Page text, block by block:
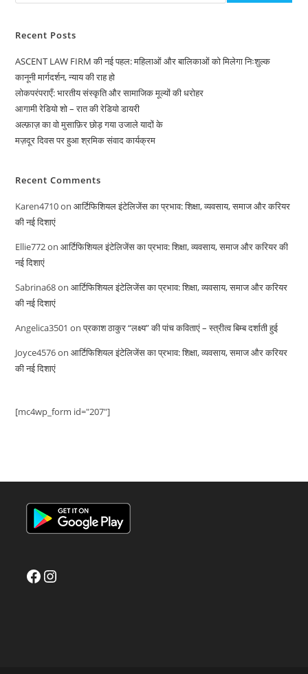
Recent Posts
ASCENT LAW FIRM की नई पहल: महिलाओं और बालिकाओं को मिलेगा निःशुल्क
कानूनी मार्गदर्शन, न्याय की राह हो
लोकपरंपराएँ: भारतीय संस्कृति और सामाजिक मूल्यों की धरोहर
आगामी रेडियो शो – रात की रेडियो डायरी
अल्फ़ाज़ का वो मुसाफ़िर छोड़ गया उजाले यादों के
मज़दूर दिवस पर हुआ श्रमिक संवाद कार्यक्रम
Recent Comments
Karen4710onआर्टिफिशियल इंटेलिजेंस का प्रभाव: शिक्षा, व्यवसाय, समाज और करियर
की नई दिशाएं
Ellie772onआर्टिफिशियल इंटेलिजेंस का प्रभाव: शिक्षा, व्यवसाय, समाज और करियर की
नई दिशाएं
Sabrina68onआर्टिफिशियल इंटेलिजेंस का प्रभाव: शिक्षा, व्यवसाय, समाज और करियर
की नई दिशाएं
Angelica3501 onप्रकाश ठाकुर “लक्ष्य” की पांच कविताएं – स्त्रीत्व बिम्ब दर्शाती हुई
Joyce4576onआर्टिफिशियल इंटेलिजेंस का प्रभाव: शिक्षा, व्यवसाय, समाज और करियर
की नई दिशाएं
[mc4wp_form id="207"]
FacebookInstagram